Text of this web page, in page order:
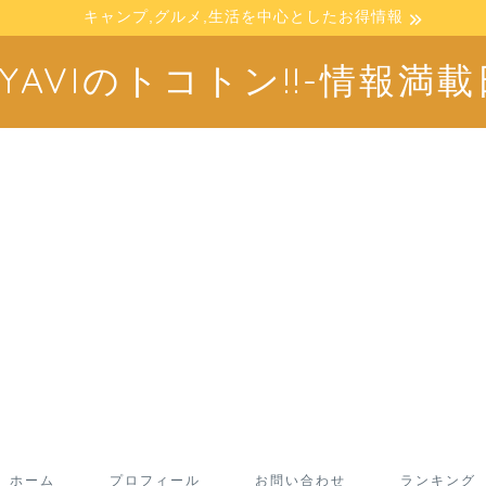
キャンプ,グルメ,生活を中心としたお得情報
のトコトン!!-情報満
ホーム プロフィール お問い合わせ ランキング